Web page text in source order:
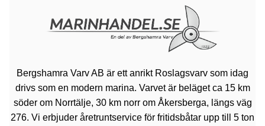
Bergshamra Varv AB är ett anrikt Roslagsvarv som idag
drivs som en modern marina. Varvet är beläget ca 15 km
söder om Norrtälje, 30 km norr om Åkersberga, längs väg
276. Vi erbjuder åretruntservice för fritidsbåtar upp till 5 ton